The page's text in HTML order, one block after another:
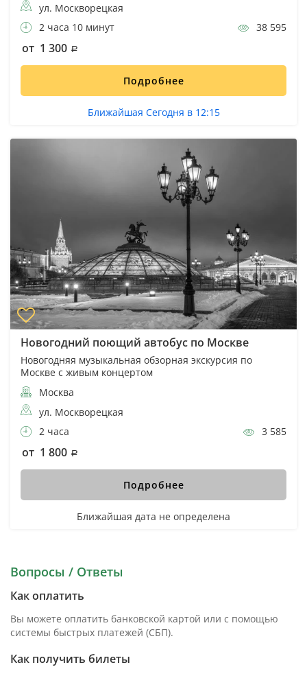
ул. Москворецкая
2 часа 10 минут
38 595
от 1 300
Подробнее
Ближайшая Сегодня в 12:15
Новогодний поющий автобус по Москве
Новогодняя музыкальная обзорная экскурсия по
Москве с живым концертом
Москва
ул. Москворецкая
2 часа
3 585
от 1 800
Подробнее
Ближайшая дата не определена
Вопросы / Ответы
Как оплатить
Вы можете оплатить банковской картой или с помощью
системы быстрых платежей (СБП).
Как получить билеты